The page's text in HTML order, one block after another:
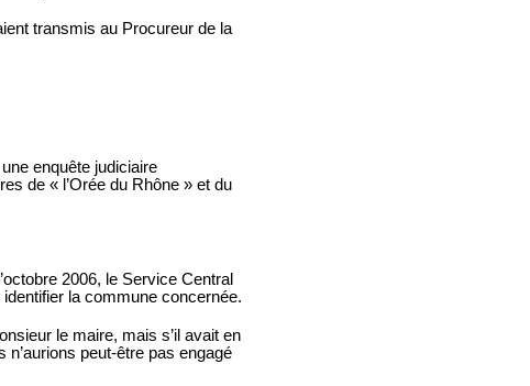
transmis au Procureur de la
enquête judiciaire
de « l’Orée du Rhône » et du
2006, le Service Central
la commune concernée.
le maire, mais s’il avait en
peut-être pas engagé